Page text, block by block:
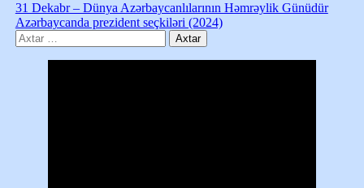
31 Dekabr – Dünya Azərbaycanlılarının Həmrəylik Günüdür
Azərbaycanda prezident seçkiləri (2024)